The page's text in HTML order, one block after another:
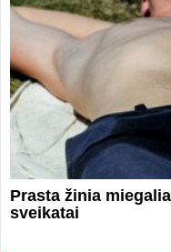
Prasta žinia
sveikatai